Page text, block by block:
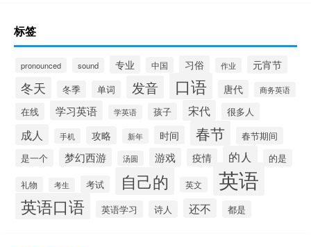
标签
pronounced sound 专业 中国 习俗 作业 元宵节
冬天 冬季 单词 发音 口语 唐代 商务英语
在线 学习英语 学英语 孩子 宋代 很多人
成人 手机 攻略 新年 时间 春节
春节期间
是一个
梦幻西游 汤圆 游戏 疫情 的人 的是
礼物 考生 考试 自己的 英文 英语
英语口语 英语学习 诗人 还不 都是